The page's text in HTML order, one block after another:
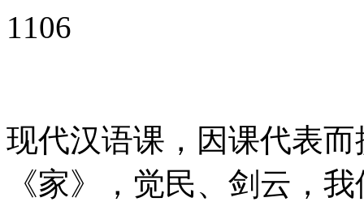
1106
现代汉语课，因课代表
《家》，觉民、剑云，